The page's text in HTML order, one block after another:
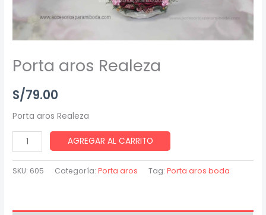
Porta aros Realeza
S/79.00
Porta aros Realeza
AGREGAR AL CARRITO
SKU: 605 Categoría:Porta aros Tag:Porta aros boda